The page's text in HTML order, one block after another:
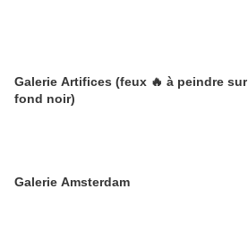
Galerie Artifices (feux 🔥 à peindre sur
fond noir)
Galerie Amsterdam